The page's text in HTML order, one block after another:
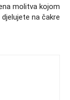
molitva kojom
djelujete na čakre